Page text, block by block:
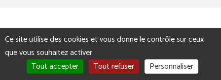
Ce site utilise des cookies et vous donne le contrôle sur ceux
que vous souhaitez activer
Tout accepter
Tout refuser Personnaliser